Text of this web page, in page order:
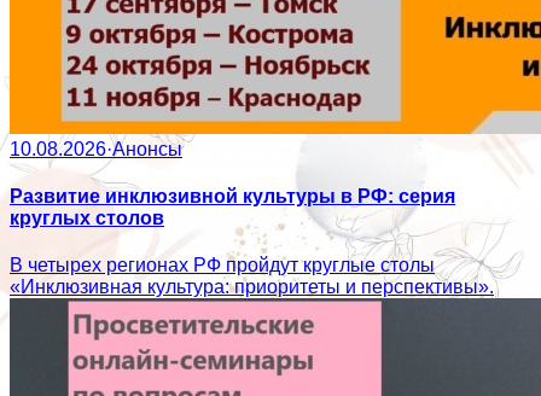
10.08.2026·Анонсы
Развитие инклюзивной культуры в РФ: серия
круглых столов
В четырех регионах РФ пройдут круглые столы
«Инклюзивная культура: приоритеты и перспективы».